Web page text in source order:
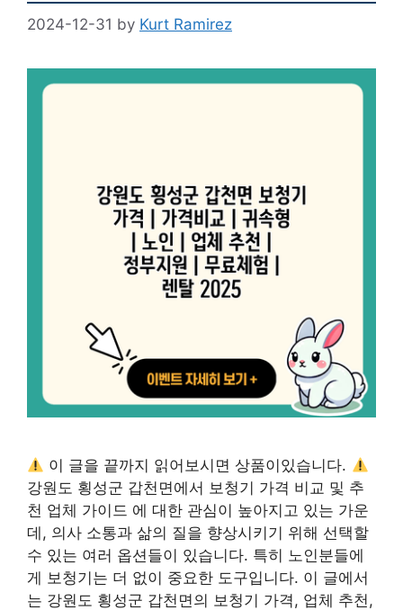
2024-12-31 by Kurt Ramirez
이 글을 끝까지 읽어보시면 상품이있습니다.
강원도 횡성군 갑천면에서 보청기 가격 비교 및 추
천 업체 가이드 에 대한 관심이 높아지고 있는 가운
데, 의사 소통과 삶의 질을 향상시키기 위해 선택할
수 있는 여러 옵션들이 있습니다. 특히 노인분들에
게 보청기는 더 없이 중요한 도구입니다. 이 글에서
는 강원도 횡성군 갑천면의 보청기 가격, 업체 추천,